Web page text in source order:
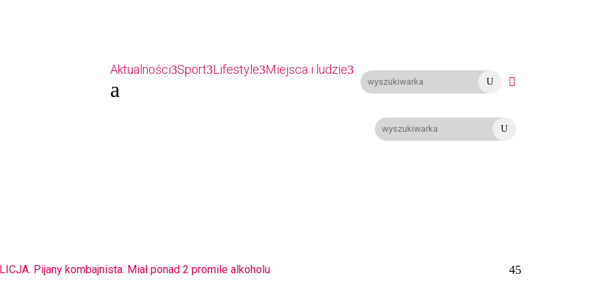
Aktualności Sport Lifestyle Miejsca i ludzie
a U 
U
MIASTO. Znika kebabowy ,,pałacyk”